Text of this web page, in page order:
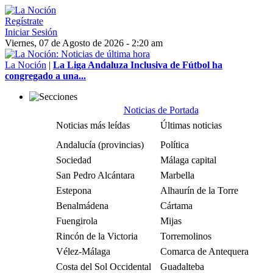
Regístrate
Iniciar Sesión
Viernes, 07 de Agosto de 2026 - 2:20 am
La Noción | La Liga Andaluza Inclusiva de Fútbol ha
congregado a una...
Noticias de Portada
Noticias más leídas
Últimas noticias
Andalucía (provincias)
Política
Sociedad
Málaga capital
San Pedro Alcántara
Marbella
Estepona
Alhaurín de la Torre
Benalmádena
Cártama
Fuengirola
Mijas
Rincón de la Victoria
Torremolinos
Vélez-Málaga
Comarca de Antequera
Costa del Sol Occidental
Guadalteba